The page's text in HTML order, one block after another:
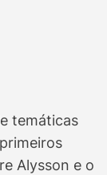
temáticas
Alysson e o